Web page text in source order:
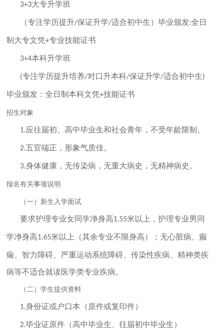
3+3大专升学班
（专注学历提升/保证升学/适合初中生）毕业颁发:全日
制大专文凭+专业技能证书
3+4本科升学班
(专注学历提升培养/对口升本科/保证升学/适合初中生)
毕业颁发：全日制本科文凭+技能证书
招生对象
1.应往届初、高中毕业生和社会青年，不受年龄限制。
2.五官端正，形象气质佳。
3.身体健康，无传染病，无重大病史，无精神病史。
报名有关事项说明
（一）新生入学面试
要求护理专业女同学净身高1.55米以上，护理专业男同
学净身高1.65米以上（其余专业不限身高）；无心脏病、癫
痫、智力障碍、严重运动系统障碍、传染性疾病、精神类疾
病等不适合就读医学类专业疾病。
（二）学生提供资料
1.身份证或户口本（原件或复印件）
2.毕业证原件（高中毕业生、往届初中毕业生）